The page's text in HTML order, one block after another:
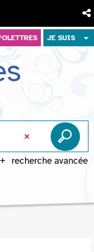
JE SUIS
recherche avancée